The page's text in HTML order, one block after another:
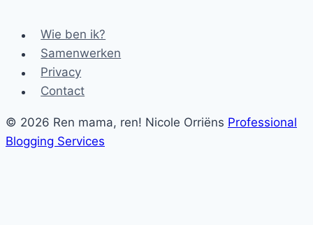
Wie ben ik?
Samenwerken
Privacy
Contact
© 2026 Ren mama, ren! Nicole Orriëns Professional
Blogging Services